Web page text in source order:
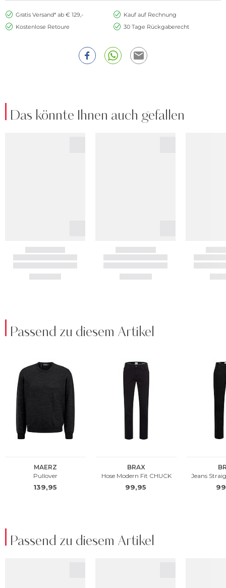
Gratis Versand* ab € 129,-
Kauf auf Rechnung
Kostenlose Retoure
30 Tage Rückgaberecht
Das könnte Ihnen auch gefallen
Passend zu diesem Artikel
Passend zu diesem Artikel